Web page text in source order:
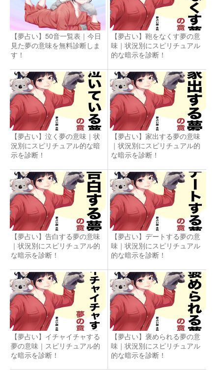
【夢占い】50音一覧表｜今日
見た夢の意味を無料診断しま
す！
【夢占い】鞄をなくす夢の意
味｜状況別にスピリチュアル
的な暗示を診断！
【夢占い】泣く夢の意味｜状
況別にスピリチュアル的な暗
示を診断！
【夢占い】家出する夢の意味
｜状況別にスピリチュアル的
な暗示を診断！
【夢占い】告白する夢の意味
｜状況別にスピリチュアル的
な暗示を診断！
【夢占い】デートする夢の意
味｜状況別にスピリチュアル
的な暗示を診断！
【夢占い】イチャイチャする
夢の意味｜スピリチュアル的
な暗示を診断！
【夢占い】褒められる夢の意
味｜状況別にスピリチュアル
的な暗示を診断！